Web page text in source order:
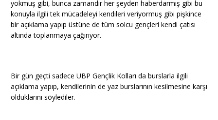
yokmuş gibi, bunca zamandır her şeyden haberdarmış gibi bu
konuyla ilgili tek mücadeleyi kendileri veriyormuş gibi pişkince
bir açıklama yapıp üstüne de tüm solcu gençleri kendi çatısı
altında toplanmaya çağırıyor.
Bir gün geçti sadece UBP Gençlik Kolları da burslarla ilgili
açıklama yapıp, kendilerinin de yaz burslarının kesilmesine karşı
olduklarını söylediler.